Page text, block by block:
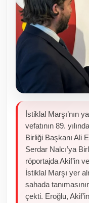
İstiklal Marşı’nın
vefatının 89.
Birliği Başkanı Ali
Serdar Nalcı’ya
röportajda Akif’in
İstiklal Marşı yer
sahada
çekti. Eroğlu,